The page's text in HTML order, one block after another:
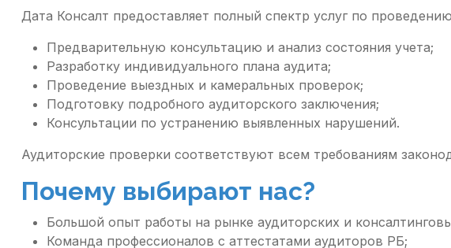
Дата Консалт предоставляет полный спектр услуг по
Предварительную консультацию и анализ состояния учета;
Разработку индивидуального плана аудита;
Проведение выездных и камеральных проверок;
Подготовку подробного аудиторского заключения;
Консультации по устранению выявленных нарушений.
Аудиторские проверки соответствуют всем требованиям
Почему выбирают нас?
Большой опыт работы на рынке аудиторских и
Команда профессионалов с аттестатами аудиторов РБ;